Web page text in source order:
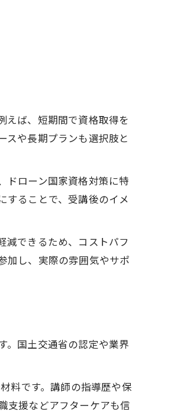
えば、短期間で資格取得を
スや長期プランも選択肢と
ドローン国家資格対策に特
することで、受講後のイメ
減できるため、コストパフ
加し、実際の雰囲気やサポ
。国土交通省の認定や業界
料です。講師の指導歴や保
支援などアフターケアも信